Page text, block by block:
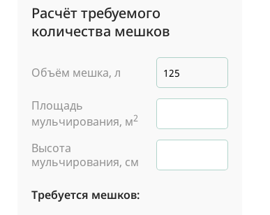
Расчёт требуемого
количества мешков
Объём мешка, л
Площадь
мульчирования, м2
Высота
мульчирования, см
Требуется мешков: